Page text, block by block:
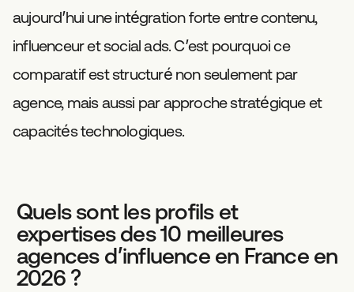
aujourd’hui une intégration forte entre contenu,
influenceur et social ads. C’est pourquoi ce
comparatif est structuré non seulement par
agence, mais aussi par approche stratégique et
capacités technologiques.
Quels sont les profils et
expertises des 10 meilleures
agences d’influence en France en
2026 ?